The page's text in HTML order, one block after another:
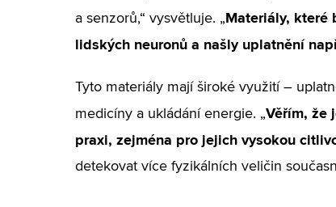
a senzorů,“ vysvětluje. „Materiály, které
lidských neuronů a našly uplatnění
Tyto materiály mají široké využití –
medicíny a ukládání energie. „Věřím, že
praxi, zejména pro jejich vysokou
detekovat více fyzikálních veličin